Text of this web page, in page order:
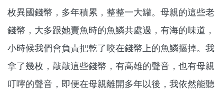
枚異國錢幣，多年積累，整整一大罐。母親的這些老
錢幣，大多跟她賣魚時的魚鱗共處過，有海的味道，
小時候我們會負責把乾了咬在錢幣上的魚鱗摳掉。我
拿了幾枚，敲敲這些錢幣，有高雄的聲音，也有母親
叮嚀的聲音，即便在母親離開多年以後，我依然能聽